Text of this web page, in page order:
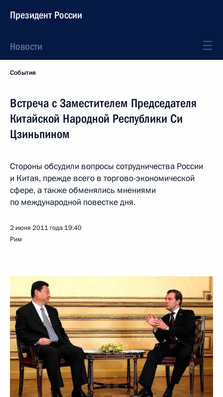
Президент России
Новости
События
Встреча с Заместителем Председателя
Китайской Народной Республики Си
Цзиньпином
Стороны обсудили вопросы сотрудничества России
и Китая, прежде всего в торгово-экономической
сфере, а также обменялись мнениями
по международной повестке дня.
2 июня 2011 года 19:40
Рим